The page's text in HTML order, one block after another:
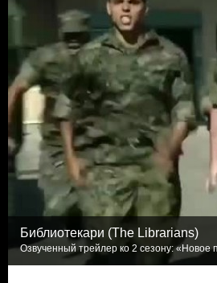
Библиотекари (The Librarians)
Озвученный трейлер ко 2 сезону: «Новое